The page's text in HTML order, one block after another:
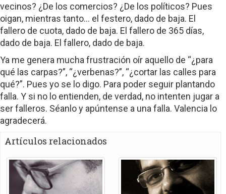
vecinos? ¿De los comercios? ¿De los políticos? Pues
oigan, mientras tanto… el festero, dado de baja. El
fallero de cuota, dado de baja. El fallero de 365 días,
dado de baja. El fallero, dado de baja.
Ya me genera mucha frustración oír aquello de “¿para
qué las carpas?”, “¿verbenas?”, “¿cortar las calles para
qué?”. Pues yo se lo digo. Para poder seguir plantando
falla. Y si no lo entienden, de verdad, no intenten jugar a
ser falleros. Séanlo y apúntense a una falla. Valencia lo
agradecerá.
Artículos relacionados